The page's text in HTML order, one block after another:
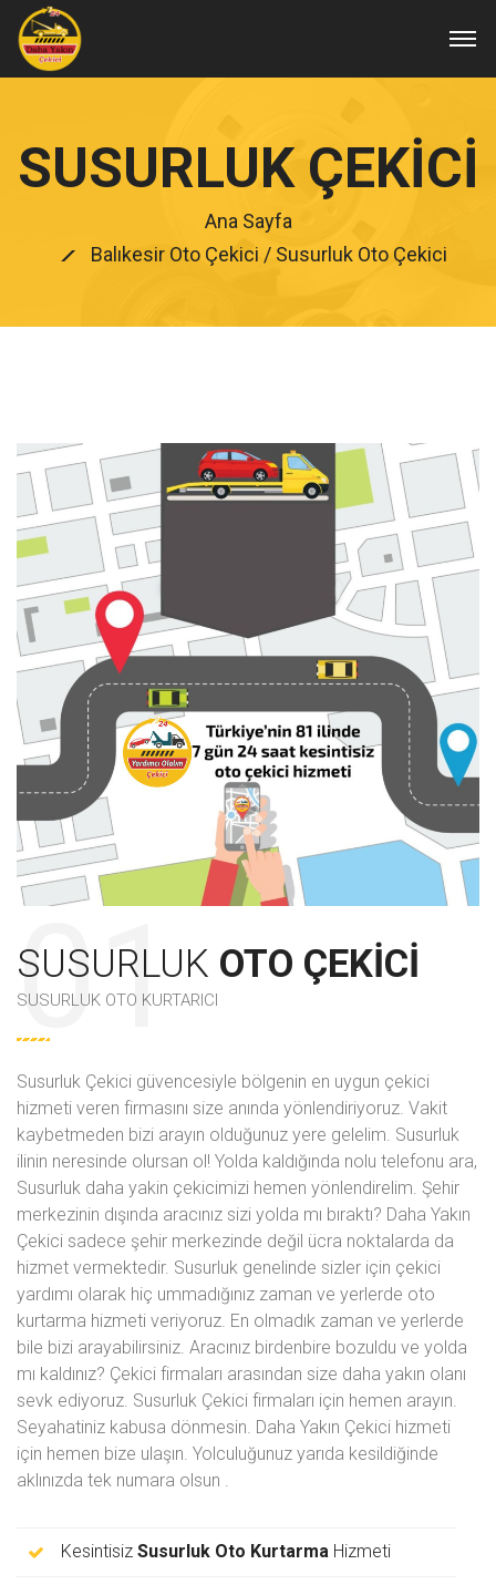
SUSURLUK ÇEKICI
Ana Sayfa
Balıkesir Oto Çekici / Susurluk Oto Çekici
SUSURLUK OTO ÇEKICI
SUSURLUK OTO KURTARICI
Susurluk Çekici güvencesiyle bölgenin en uygun çekici
hizmeti veren firmasını size anında yönlendiriyoruz. Vakit
kaybetmeden bizi arayın olduğunuz yere gelelim. Susurluk
ilinin neresinde olursan ol! Yolda kaldığında nolu telefonu ara,
Susurluk daha yakin çekicimizi hemen yönlendirelim. Şehir
merkezinin dışında aracınız sizi yolda mı bıraktı? Daha Yakın
Çekici sadece şehir merkezinde değil ücra noktalarda da
hizmet vermektedir. Susurluk genelinde sizler için çekici
yardımı olarak hiç ummadığınız zaman ve yerlerde oto
kurtarma hizmeti veriyoruz. En olmadık zaman ve yerlerde
bile bizi arayabilirsiniz. Aracınız birdenbire bozuldu ve yolda
mı kaldınız? Çekici firmaları arasından size daha yakın olanı
sevk ediyoruz. Susurluk Çekici firmaları için hemen arayın.
Seyahatiniz kabusa dönmesin. Daha Yakın Çekici hizmeti
için hemen bize ulaşın. Yolculuğunuz yarıda kesildiğinde
aklınızda tek numara olsun .
Kesintisiz Susurluk Oto Kurtarma Hizmeti